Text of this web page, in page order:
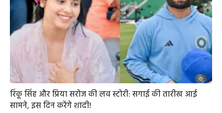
रिंकू सिंह और प्रिया सरोज की लव स्टोरी: सगाई की तारीख आई
सामने, इस दिन करेंगे शादी!